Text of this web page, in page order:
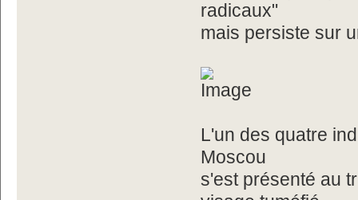
radicaux"
mais persiste sur
L'un des quatre
Moscou
s'est présenté au